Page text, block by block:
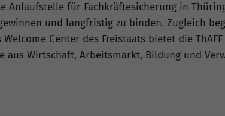
Anlaufstelle für Fachkräftesicherung in
und langfristig zu binden. Zugleich
Center des Freistaats bietet die
aus Wirtschaft, Arbeitsmarkt, Bildung und